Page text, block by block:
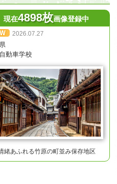
現在4898枚画像登録中
2026.07.27
動車学校
緒あふれる竹原の町並み保存地区